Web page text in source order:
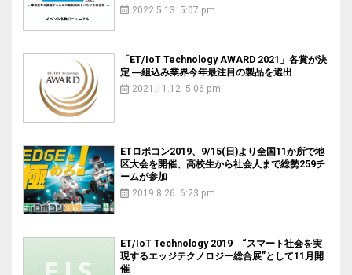
2022.5.13 5:07 pm
「ET/IoT Technology AWARD 2021」各賞が決
定 ―組込み業界今年最注目の製品を選出
2021.11.12 5:06 pm
ETロボコン2019、9/15(日)より全国11か所で地
区大会を開催、高校生から社会人まで総勢259チ
ームが参加
2019.8.26 6:23 pm
ET/IoT Technology 2019 “スマート社会を実
現するエッジテクノロジー総合展”として11月開
催